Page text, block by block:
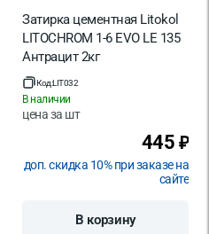
Затирка цементная Litokol
LITOCHROM 1-6 EVO LE 135
Антрацит 2кг
Код:LIT032
В наличии
цена за шт
445 ₽
доп. скидка 10% при заказе на
сайте
В корзину